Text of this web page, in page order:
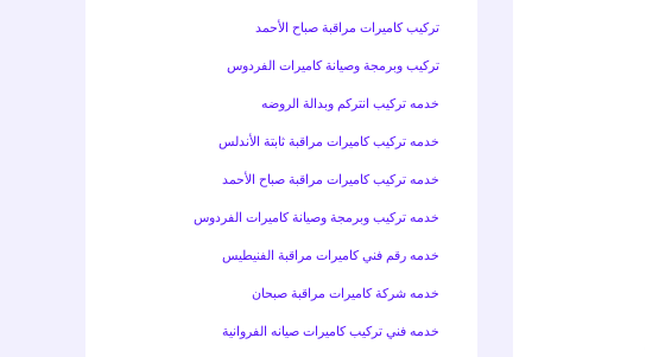
تركيب كاميرات مراقبة صباح الأحمد
تركيب وبرمجة وصيانة كاميرات الفردوس
خدمه تركيب انتركم وبدالة الروضه
خدمه تركيب كاميرات مراقبة ثابتة الأندلس
خدمه تركيب كاميرات مراقبة صباح الأحمد
خدمه تركيب وبرمجة وصيانة كاميرات الفردوس
خدمه رقم فني كاميرات مراقبة الفنيطيس
خدمه شركة كاميرات مراقبة صبحان
خدمه فني تركيب كاميرات صيانه الفروانية